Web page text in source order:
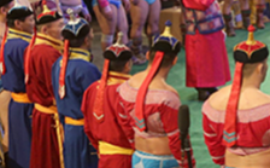
Нийгмийн даатгалын